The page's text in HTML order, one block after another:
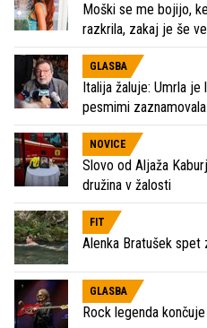
Moški se me bojijo,
razkrila, zakaj je še
GLASBA
Italija žaluje: Umrla
pesmimi
NOVICE
Slovo od Aljaža
družina v žalosti
FIT
Alenka Bratušek spet
GLASBA
Rock legenda